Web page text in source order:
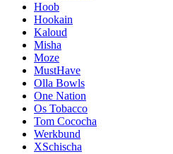
Hoob
Hookain
Kaloud
Misha
Moze
MustHave
Olla Bowls
One Nation
Os Tobacco
Tom Cococha
Werkbund
XSchischa